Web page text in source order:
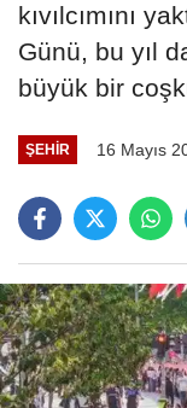
kıvılcımını
Günü, bu yıl
büyük bir
ŞEHIR 16 Mayıs